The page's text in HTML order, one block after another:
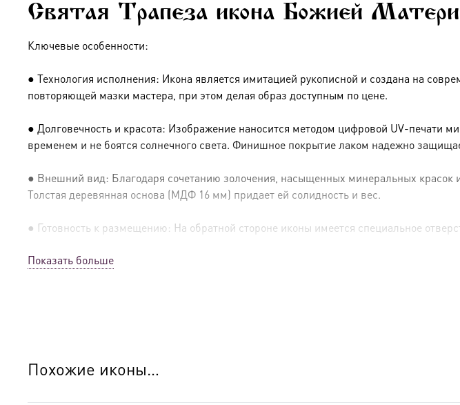
Святая Трапеза икона Божией
Ключевые особенности:
● Технология исполнения: Икона является имитацией рукописной и создана на
повторяющей мазки мастера, при этом делая образ доступным по цене.
● Долговечность и красота: Изображение наносится методом цифровой UV-печати
временем и не боятся солнечного света. Финишное покрытие лаком надежно
● Внешний вид: Благодаря сочетанию золочения, насыщенных минеральных красок
Толстая деревянная основа (МДФ 16 мм) придает ей солидность и вес.
● Готовность к размещению: На обратной стороне иконы имеется специальное
● Освящение: Производство освящено
Показать больше
Похожие иконы…